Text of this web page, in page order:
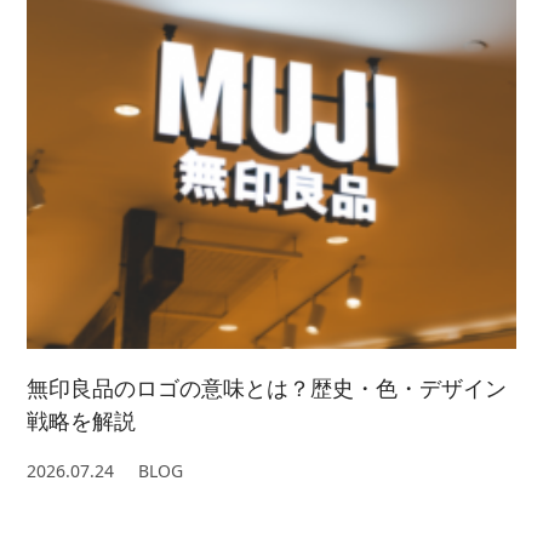
無印良品のロゴの意味とは？歴史・色・デザイン
戦略を解説
2026.07.24 BLOG